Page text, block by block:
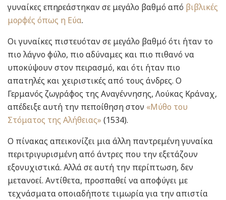
γυναίκες επηρεάστηκαν σε μεγάλο βαθμό από βιβλικές
μορφές όπως η Εύα.
Οι γυναίκες πιστευόταν σε μεγάλο βαθμό ότι ήταν το
πιο λάγνο φύλο, πιο αδύναμες και πιο πιθανό να
υποκύψουν στον πειρασμό, και ότι ήταν πιο
απατηλές και χειριστικές από τους άνδρες. Ο
Γερμανός ζωγράφος της Αναγέννησης, Λούκας Κράναχ,
απέδειξε αυτή την πεποίθηση στον «Μύθο του
Στόματος της Αλήθειας» (1534).
Ο πίνακας απεικονίζει μια άλλη παντρεμένη γυναίκα
περιτριγυρισμένη από άντρες που την εξετάζουν
εξονυχιστικά. Αλλά σε αυτή την περίπτωση, δεν
μετανοεί. Αντίθετα, προσπαθεί να αποφύγει με
τεχνάσματα οποιαδήποτε τιμωρία για την απιστία